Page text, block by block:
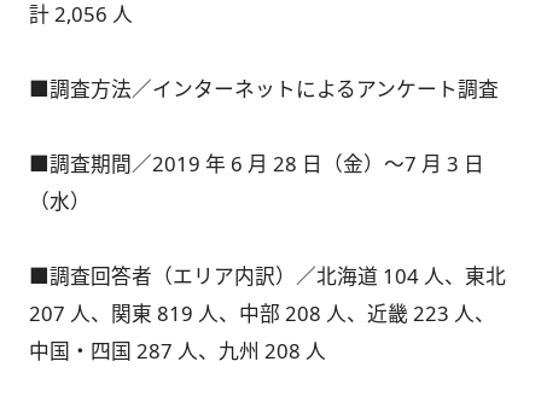
計 2,056 人
■調査方法／インターネットによるアンケート調査
■調査期間／2019 年 6 月 28 日（金）～7 月 3 日
（水）
■調査回答者（エリア内訳）／北海道 104 人、東北
207 人、関東 819 人、中部 208 人、近畿 223 人、
中国・四国 287 人、九州 208 人